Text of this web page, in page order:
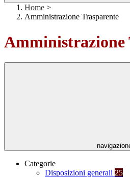
Home >
Amministrazione Trasparente
Amministrazione
Categorie
Disposizioni generali 25